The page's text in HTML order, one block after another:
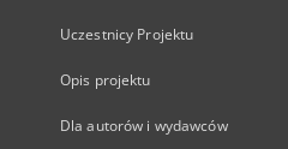
Uczestnicy Projektu
Opis projektu
Dla autorów i wydawców